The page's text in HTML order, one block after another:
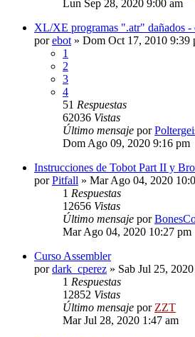
Lun Sep 28, 2020 9:00 am
XL/XE programas ".atr" dañados -
porebot » Dom Oct 17, 2010 9:39
1
2
3
4
51 Respuestas
62036 Vistas
Último mensaje por
Dom Ago 09, 2020 9:16 pm
Instrucciones de Tobot Part II y
porPitfall » Mar Ago 04, 2020
1 Respuestas
12656 Vistas
Último mensaje por
Mar Ago 04, 2020 10:27 pm
Curso Assembler
pordark_cperez » Sab Jul 25,
1 Respuestas
12852 Vistas
Último mensaje por ZZT
Mar Jul 28, 2020 1:47 am